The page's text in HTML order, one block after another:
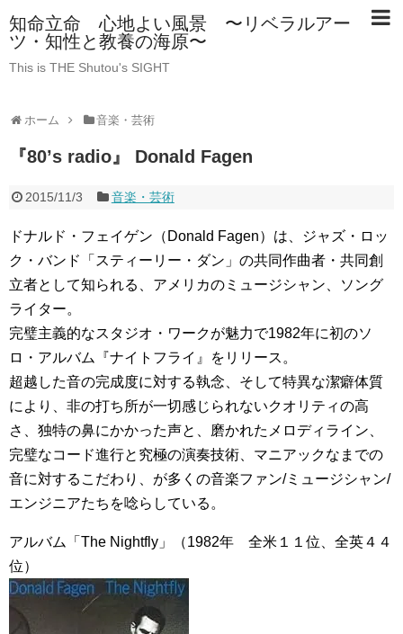
知命立命 心地よい風景 〜リベラルアー
ツ・知性と教養の海原〜
This is THE Shutou's SIGHT
ホーム 音楽・芸術
『80’s radio』 Donald Fagen
2015/11/3 音楽・芸術
ドナルド・フェイゲン（Donald Fagen）は、ジャズ・ロッ
ク・バンド「スティーリー・ダン」の共同作曲者・共同創
立者として知られる、アメリカのミュージシャン、ソング
ライター。
完璧主義的なスタジオ・ワークが魅力で1982年に初のソ
ロ・アルバム『ナイトフライ』をリリース。
超越した音の完成度に対する執念、そして特異な潔癖体質
により、非の打ち所が一切感じられないクオリティの高
さ、独特の鼻にかかった声と、磨かれたメロディライン、
完璧なコード進行と究極の演奏技術、マニアックなまでの
音に対するこだわり、が多くの音楽ファン/ミュージシャン/
エンジニアたちを唸らしている。
アルバム「The Nightfly」（1982年 全米１１位、全英４４
位）